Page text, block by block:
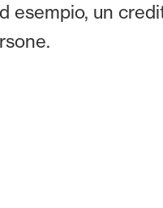
esempio, un